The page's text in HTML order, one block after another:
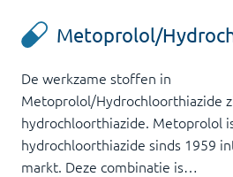
Metoprolol/
De werkzame stoffen in
Metoprolol/Hydrochloorthiazide
hydrochloorthiazide. Metoprolol
hydrochloorthiazide sinds 1959
markt. Deze combinatie is…